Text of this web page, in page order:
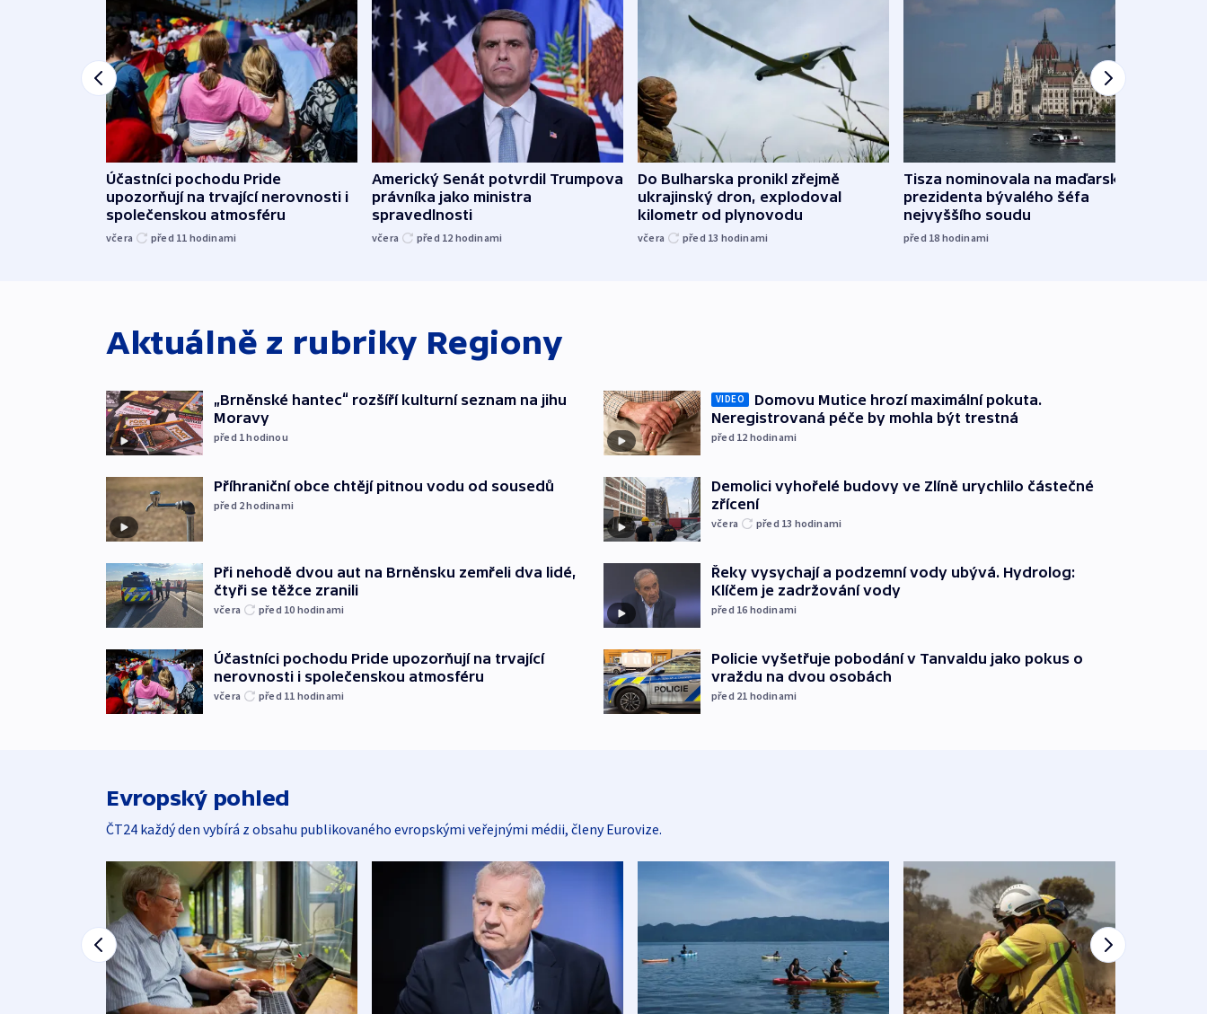
Účastníci pochodu Pride
upozorňují na trvající nerovnosti i
společenskou atmosféru
včera před 11 hodinami
Americký Senát potvrdil Trumpova
právníka jako ministra
spravedlnosti
včera před 12 hodinami
Do Bulharska pronikl zřejmě
ukrajinský dron, explodoval
kilometr od plynovodu
včera před 13 hodinami
Tisza nominovala na maďarského
prezidenta bývalého šéfa
nejvyššího soudu
před 18 hodinami
Aktuálně z rubriky Regiony
„Brněnské hantec“ rozšíří kulturní seznam na jihu
Moravy
před 1hodinou
Příhraniční obce chtějí pitnou vodu od sousedů
před 2hodinami
Při nehodě dvou aut na Brněnsku zemřeli dva lidé,
čtyři se těžce zranili
včera před 10 hodinami
Účastníci pochodu Pride upozorňují na trvající
nerovnosti i společenskou atmosféru
včera před 11 hodinami
VIDEO
Domovu Mutice hrozí maximální pokuta.
Neregistrovaná péče by mohla být trestná
před 12 hodinami
Demolici vyhořelé budovy ve Zlíně urychlilo částečné
zřícení
včera před 13 hodinami
Řeky vysychají a podzemní vody ubývá. Hydrolog:
Klíčem je zadržování vody
před 16 hodinami
Policie vyšetřuje pobodání v Tanvaldu jako pokus o
vraždu na dvou osobách
před 21 hodinami
Evropský pohled
ČT24 každý den vybírá z obsahu publikovaného evropskými veřejnými médii, členy Eurovize.